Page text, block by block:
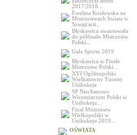
2017/2018...
Ewelina Kozłowska na
Mistrzostwach Świata w
Szwajcarii...
Błyskawica awansowała
do półfinału Mistrzostw
Polski...
Gala Sportu 2019
Błyskawica w Finale
Mistrzostw Polski...
XVI Ogólnopolski
Wielkanocny Turniej
Unihokeja
SP Niechanowo
Wicemistrzem Polski w
Unihokeju...
Finał Mistrzostw
Wielkopolski w
Unihokeju 2019...
OŚWIATA